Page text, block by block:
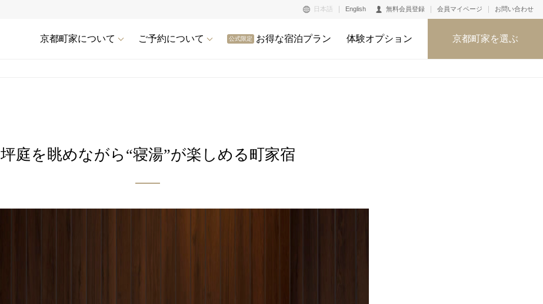
日本語 English 無料会員登録 会員マイページ お問い合わせ
京都町家について ご予約について 公式限定 お得な宿泊プラン 体験オプション 京都町家を選ぶ
坪庭を眺めながら“寝湯”が楽しめる町家宿